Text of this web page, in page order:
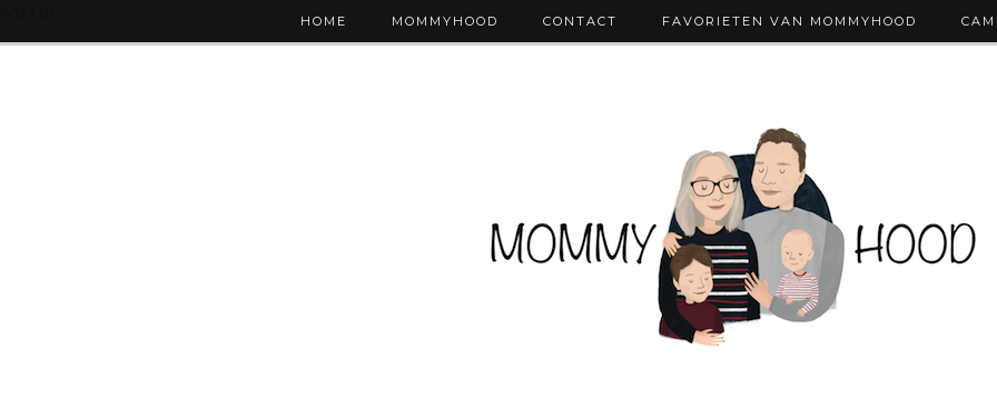
HOME MOMMYHOOD CONTACT FAVORIETEN VAN MOMMYHOOD